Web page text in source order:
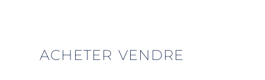
ACHETER VENDRE